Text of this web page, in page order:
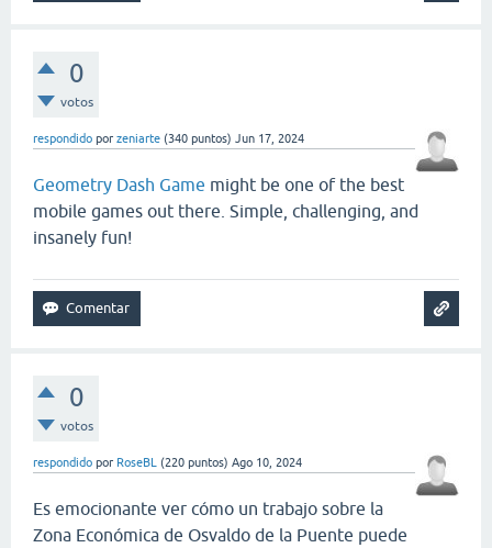
0
votos
respondido por zeniarte (340 puntos) Jun 17, 2024
Geometry Dash Game might be one of the best
mobile games out there. Simple, challenging, and
insanely fun!
0
votos
respondido por RoseBL (220 puntos) Ago 10, 2024
Es emocionante ver cómo un trabajo sobre la
Zona Económica de Osvaldo de la Puente puede